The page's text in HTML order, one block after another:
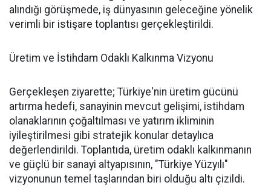
alındığı görüşmede, iş dünyasının geleceğine yönelik
verimli bir istişare toplantısı gerçekleştirildi.
Üretim ve İstihdam Odaklı Kalkınma Vizyonu
Gerçekleşen ziyarette; Türkiye'nin üretim gücünü
artırma hedefi, sanayinin mevcut gelişimi, istihdam
olanaklarının çoğaltılması ve yatırım ikliminin
iyileştirilmesi gibi stratejik konular detaylıca
değerlendirildi. Toplantıda, üretim odaklı kalkınmanın
ve güçlü bir sanayi altyapısının, "Türkiye Yüzyılı"
vizyonunun temel taşlarından biri olduğu altı çizildi.